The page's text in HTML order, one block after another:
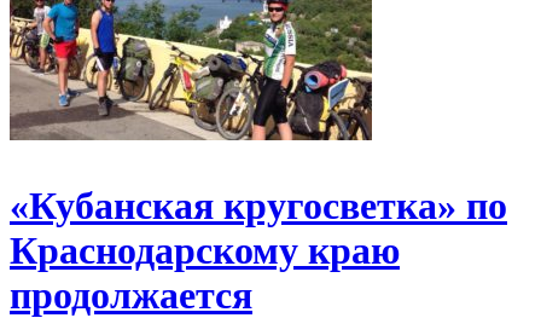
«Кубанская кругосветка» по
Краснодарскому краю
продолжается